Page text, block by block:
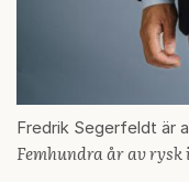
Fredrik Segerfeldt är
Femhundra år av